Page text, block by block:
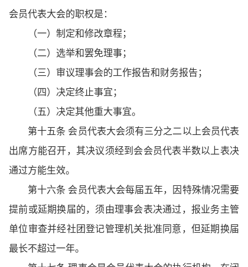
会员代表大会的职权是：
（一）制定和修改章程；
（二）选举和罢免理事；
（三）审议理事会的工作报告和财务报告；
（四）决定终止事宜；
（五）决定其他重大事宜。
第十五条 会员代表大会须有三分之二以上会员代表
出席方能召开，其决议须经到会会员代表半数以上表决
通过方能生效。
第十六条 会员代表大会每届五年，因特殊情况需要
提前或延期换届的，须由理事会表决通过，报业务主管
单位审查并经社团登记管理机关批准同意，但延期换届
最长不超过一年。